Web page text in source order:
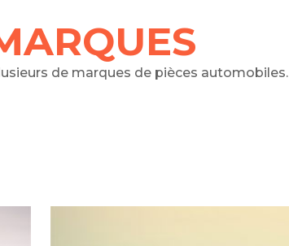
de marques de pièces automobiles.